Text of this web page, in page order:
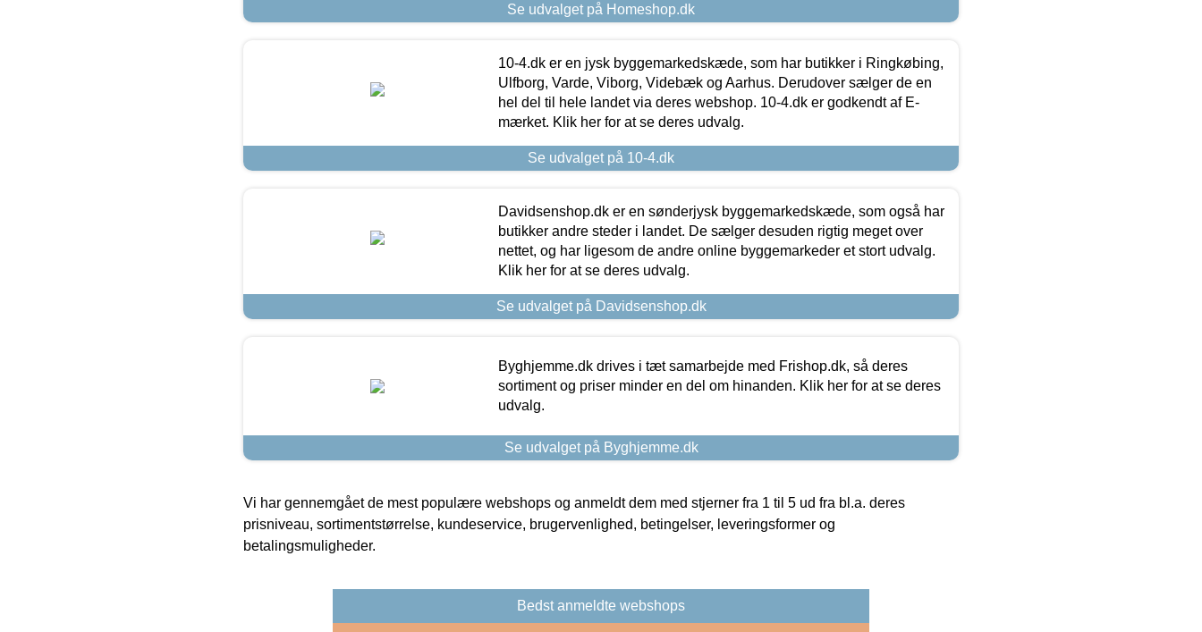
Se udvalget på Homeshop.dk
10-4.dk er en jysk byggemarkedskæde, som har butikker i Ringkøbing,
Ulfborg, Varde, Viborg, Videbæk og Aarhus. Derudover sælger de en
hel del til hele landet via deres webshop. 10-4.dk er godkendt af E-
mærket. Klik her for at se deres udvalg.
Se udvalget på 10-4.dk
Davidsenshop.dk er en sønderjysk byggemarkedskæde, som også har
butikker andre steder i landet. De sælger desuden rigtig meget over
nettet, og har ligesom de andre online byggemarkeder et stort udvalg.
Klik her for at se deres udvalg.
Se udvalget på Davidsenshop.dk
Byghjemme.dk drives i tæt samarbejde med Frishop.dk, så deres
sortiment og priser minder en del om hinanden. Klik her for at se deres
udvalg.
Se udvalget på Byghjemme.dk
Vi har gennemgået de mest populære webshops og anmeldt dem med stjerner fra 1 til 5 ud fra bl.a. deres
prisniveau, sortimentstørrelse, kundeservice, brugervenlighed, betingelser, leveringsformer og
betalingsmuligheder.
Bedst anmeldte webshops